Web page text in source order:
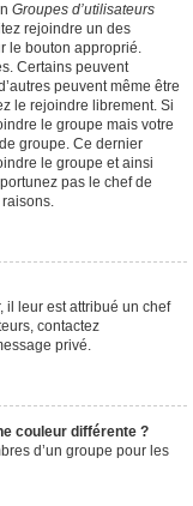
Groupes d’utilisateurs
rejoindre un des
le bouton approprié.
Certains peuvent
peuvent même être
le rejoindre librement. Si
le groupe mais votre
groupe. Ce dernier
le groupe et ainsi
pas le chef de
il leur est attribué un chef
contactez
privé.
couleur différente ?
d’un groupe pour les